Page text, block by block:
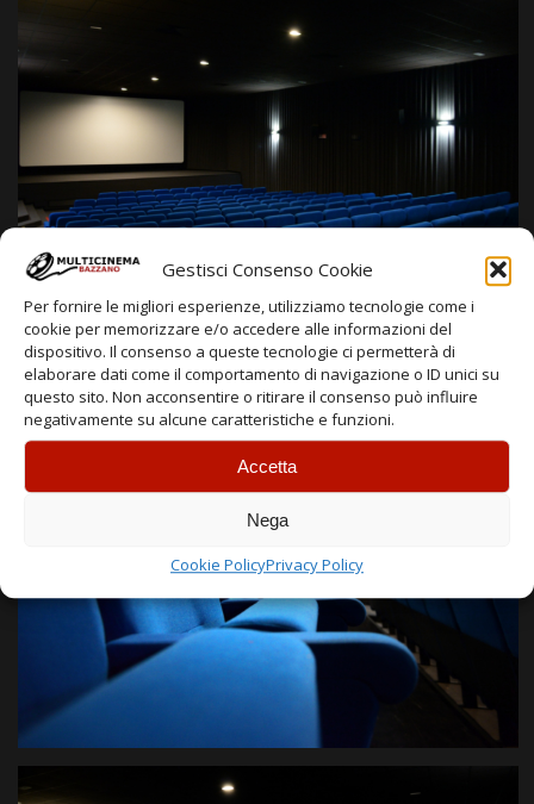
Gestisci Consenso Cookie
Per fornire le migliori esperienze, utilizziamo tecnologie come i
cookie per memorizzare e/o accedere alle informazioni del
dispositivo. Il consenso a queste tecnologie ci permetterà di
elaborare dati come il comportamento di navigazione o ID unici su
questo sito. Non acconsentire o ritirare il consenso può influire
negativamente su alcune caratteristiche e funzioni.
Accetta
Nega
Cookie PolicyPrivacy Policy